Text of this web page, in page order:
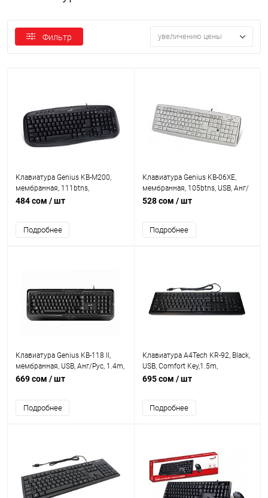
Фильтр увеличению цены
Клавиатура Genius KB-M200,
мембранная, 111btns,
waterproof, PS/2, Анг/Рус, 1.5m,
484 сом / шт
Подробнее
Клавиатура Genius KB-06XE,
мембранная, 105btns, USB, Анг/
Рус, 1.4m, Белый [31300614100]
528 сом / шт
Подробнее
Клавиатура Genius KB-118 II,
мембранная, USB, Анг/Рус, 1.4m,
Черный [31310051402]
669 сом / шт
Подробнее
Клавиатура A4Tech KR-92, Black,
USB, Comfort Key,1.5m,
456×150×28mm
695 сом / шт
Подробнее